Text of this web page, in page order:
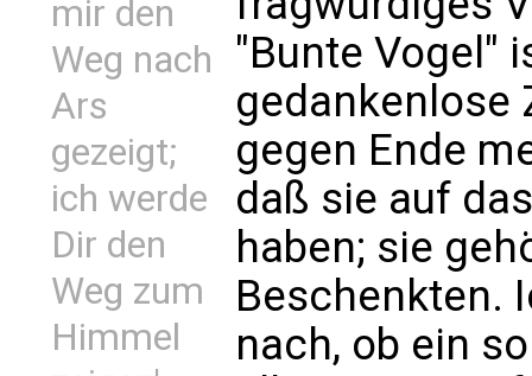
mir den
Weg nach
Ars
gezeigt;
ich werde
Dir den
Weg zum
Himmel
"Bunte Vogel"
gedankenlose
gegen Ende
daß sie auf
haben; sie
Beschenkten.
nach, ob ein